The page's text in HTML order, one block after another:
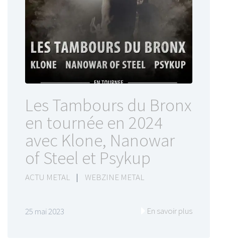
Les Tambours du Bronx
en tournée en 2024
avec Klone, Nanowar
of Steel et Psykup
ACTU METAL | WEBZINE METAL
25 mai 2023 En savoir plus